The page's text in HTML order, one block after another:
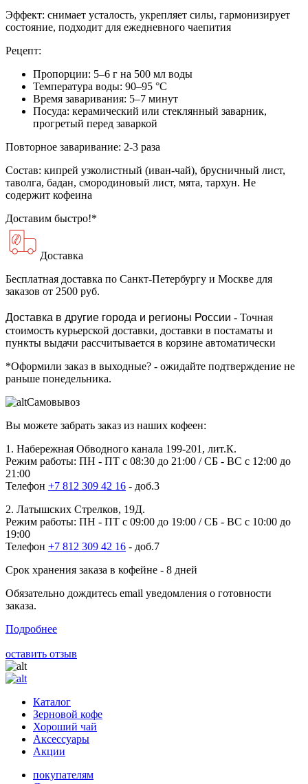
Эффект: снимает усталость, укрепляет силы, гармонизирует
состояние, подходит для ежедневного чаепития
Рецепт:
Пропорции: 5–6 г на 500 мл воды
Температура воды: 90–95 °C
Время заваривания: 5–7 минут
Посуда: керамический или стеклянный заварник,
прогретый перед заваркой
Повторное заваривание: 2-3 раза
Состав: кипрей узколистный (иван-чай), брусничный лист,
таволга, бадан, смородиновый лист, мята, тархун. Не
содержит кофеина
Доставим быстро!*
Доставка
Бесплатная доставка по Санкт-Петербургу и Москве для
заказов от 2500 руб.
Доставка в другие города и регионы России - Точная
стоимость курьерской доставки, доставки в постаматы и
пункты выдачи рассчитывается в корзине автоматически
*Оформили заказ в выходные? - ожидайте подтверждение не
раньше понедельника.
Самовывоз
Вы можете забрать заказ из наших кофеен:
1. Набережная Обводного канала 199-201, лит.К.
Режим работы: ПН - ПТ с 08:30 до 21:00 / СБ - ВС с 12:00 до
21:00
Телефон +7 812 309 42 16 - доб.3
2. Латышских Стрелков, 19Д.
Режим работы: ПН - ПТ с 09:00 до 19:00 / СБ - ВС с 10:00 до
19:00
Телефон +7 812 309 42 16 - доб.7
Срок хранения заказа в кофейне - 8 дней
Обязательно дождитесь email уведомления о готовности
заказа.
Подробнее
оставить отзыв
Каталог
Зерновой кофе
Хороший чай
Аксессуары
Акции
покупателям